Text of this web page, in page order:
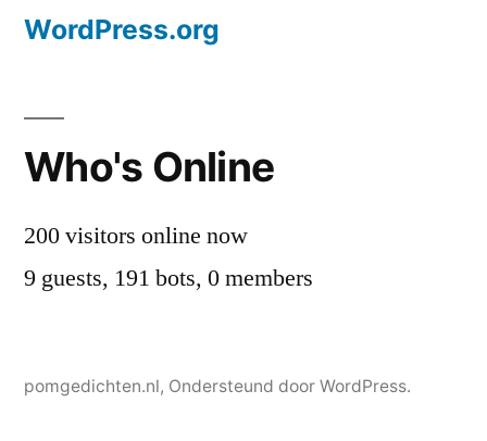
WordPress.org
Who's Online
200 visitors online now
9 guests, 191 bots, 0 members
pomgedichten.nl, Ondersteund door WordPress.